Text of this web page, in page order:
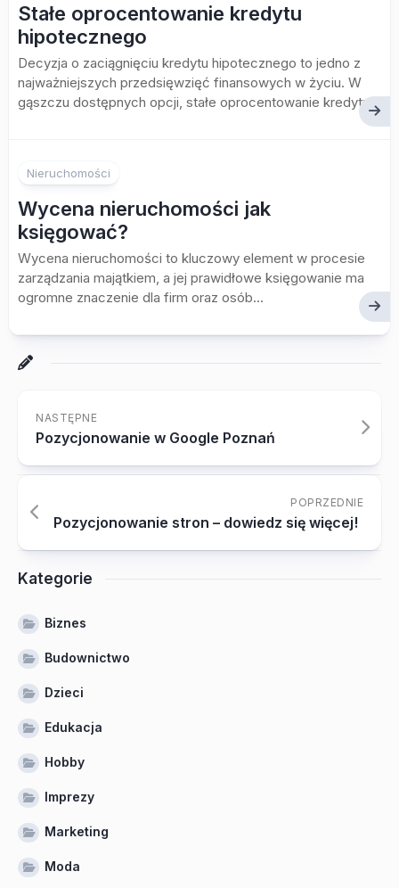
Stałe oprocentowanie kredytu
hipotecznego
Decyzja o zaciągnięciu kredytu hipotecznego to jedno z
najważniejszych przedsięwzięć finansowych w życiu. W
gąszczu dostępnych opcji, stałe oprocentowanie kredytu...
Nieruchomości
Wycena nieruchomości jak
księgować?
Wycena nieruchomości to kluczowy element w procesie
zarządzania majątkiem, a jej prawidłowe księgowanie ma
ogromne znaczenie dla firm oraz osób...
NASTĘPNE
Pozycjonowanie w Google Poznań
POPRZEDNIE
Pozycjonowanie stron – dowiedz się więcej!
Kategorie
Biznes
Budownictwo
Dzieci
Edukacja
Hobby
Imprezy
Marketing
Moda